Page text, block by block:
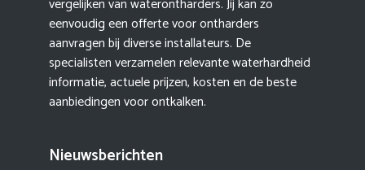
vergelijken van waterontharders. Jij kan zo
eenvoudig een offerte voor ontharders
aanvragen bij diverse installateurs. De
specialisten verzamelen relevante waterhardheid
informatie, actuele prijzen, kosten en de beste
aanbiedingen voor ontkalken.
Nieuwsberichten